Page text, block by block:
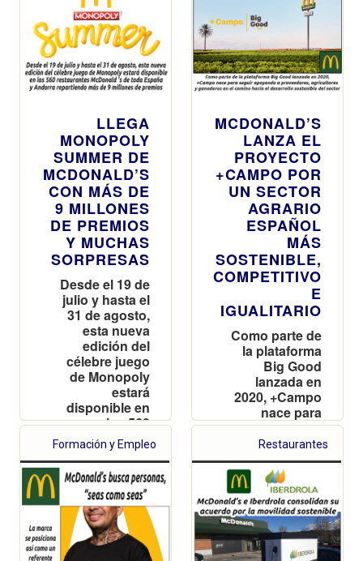
LLEGA
MONOPOLY
SUMMER DE
MCDONALD’S
CON MÁS DE
9 MILLONES
DE PREMIOS
Y MUCHAS
SORPRESAS
Desde el 19 de
julio y hasta el
31 de agosto,
esta nueva
edición del
célebre juego
de Monopoly
estará
disponible en
los 560
restaurantes
McDonald "s de
toda España y
Andorra
repartiendo más
de 9 millones de
premios
MCDONALD’S
LANZA EL
PROYECTO
+CAMPO POR
UN SECTOR
AGRARIO
ESPAÑOL
MÁS
SOSTENIBLE,
COMPETITIVO
E
IGUALITARIO
Como parte de
la plataforma
Big Good
lanzada en
2020, +Campo
nace para
seguir
apoyando a
proveedores,
agricultores y
ganaderos en el
camino hacia el
desarrollo
sostenible del
sector
Formación y Empleo Restaurantes